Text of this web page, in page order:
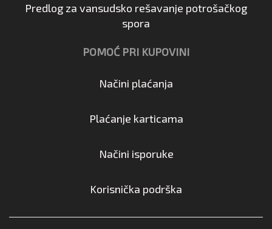
Predlog za vansudsko rešavanje potrošačkog
spora
POMOĆ PRI KUPOVINI
Načini plaćanja
Plaćanje karticama
Načini isporuke
Korisnička podrška